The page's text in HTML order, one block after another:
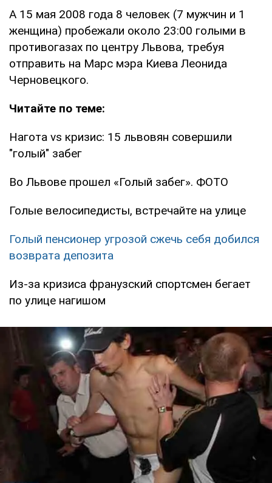
А 15 мая 2008 года 8 человек (7 мужчин и 1
женщина) пробежали около 23:00 голыми в
противогазах по центру Львова, требуя
отправить на Марс мэра Киева Леонида
Черновецкого.
Читайте по теме:
Нагота vs кризис: 15 львовян совершили
"голый" забег
Во Львове прошел «Голый забег». ФОТО
Голые велосипедисты, встречайте на улице
Голый пенсионер угрозой сжечь себя добился
возврата депозита
Из-за кризиса франузский спортсмен бегает
по улице нагишом